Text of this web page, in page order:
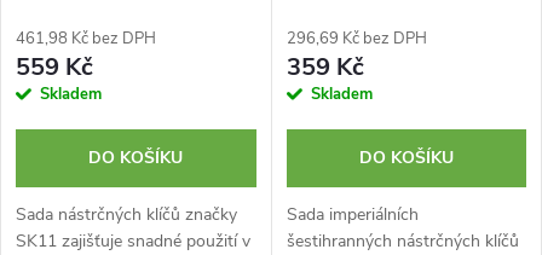
SHS308DI
461,98 Kč bez DPH
559 Kč
Skladem
DO KOŠÍKU
Sada nástrčných klíčů značky
SK11 zajišťuje snadné použití v
296,69 Kč bez DPH
359 Kč
Skladem
DO KOŠÍKU
Sada imperiálních
šestihranných nástrčných klíčů